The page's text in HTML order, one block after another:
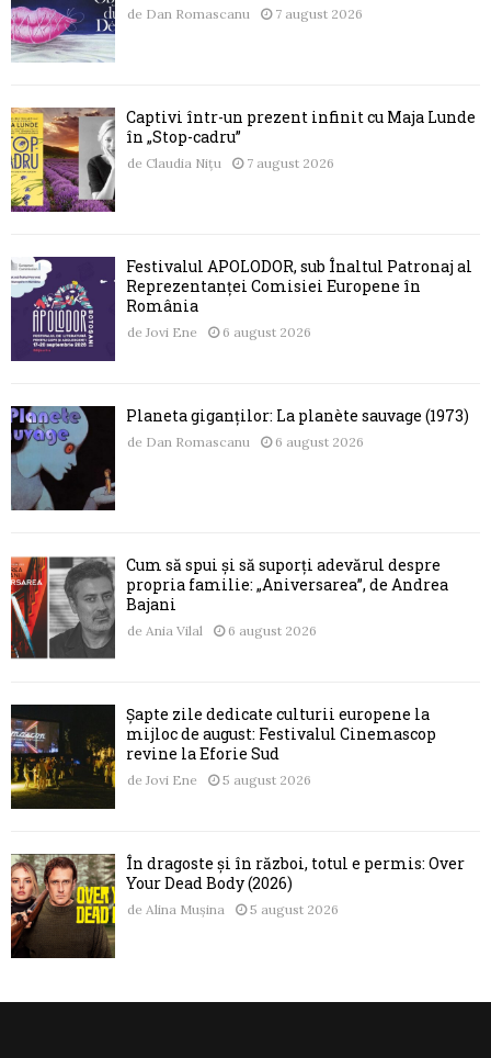
de Dan Romascanu 7 august 2026
Captivi într-un prezent infinit cu Maja Lunde
în „Stop-cadru”
de Claudia Nițu 7 august 2026
Festivalul APOLODOR, sub Înaltul Patronaj al
Reprezentanței Comisiei Europene în
România
de Jovi Ene 6 august 2026
Planeta giganților: La planète sauvage (1973)
de Dan Romascanu 6 august 2026
Cum să spui și să suporți adevărul despre
propria familie: „Aniversarea”, de Andrea
Bajani
de Ania Vilal 6 august 2026
Șapte zile dedicate culturii europene la
mijloc de august: Festivalul Cinemascop
revine la Eforie Sud
de Jovi Ene 5 august 2026
În dragoste și în război, totul e permis: Over
Your Dead Body (2026)
de Alina Mușina 5 august 2026